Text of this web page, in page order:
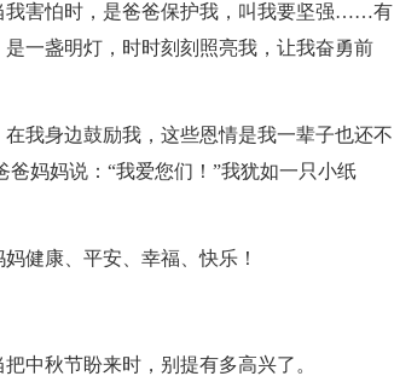
我害怕时，是爸爸保护我，叫我要坚强……有
一盏明灯，时时刻刻照亮我，让我奋勇前
我身边鼓励我，这些恩情是我一辈子也还不
妈妈说：“我爱您们！”我犹如一只小纸
健康、平安、幸福、快乐！
中秋节盼来时，别提有多高兴了。